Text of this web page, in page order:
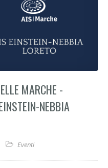
MARCHE -
NEBBIA
Eventi